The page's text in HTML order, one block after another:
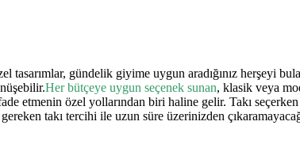
tasarımlar, gündelik giyime uygun aradığınız herşeyi
Her bütçeye uygun seçenek sunan, klasik veya
etmenin özel yollarından biri haline gelir. Takı
takı tercihi ile uzun süre üzerinizden